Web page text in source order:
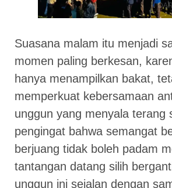
Suasana malam itu menjadi
momen paling berkesan,
hanya menampilkan bakat,
memperkuat kebersamaan
unggun yang menyala terang
pengingat bahwa semangat
berjuang tidak boleh padam
tantangan datang silih
unggun ini sejalan dengan